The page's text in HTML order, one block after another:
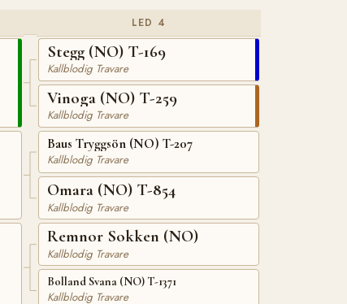
LED 4
Stegg (NO) T-169
Kallblodig Travare
Vinoga (NO) T-259
Kallblodig Travare
Baus Tryggsön (NO) T-207
Kallblodig Travare
Omara (NO) T-854
Kallblodig Travare
Remnor Sokken (NO)
Kallblodig Travare
Bolland Svana (NO) T-1371
Kallblodig Travare